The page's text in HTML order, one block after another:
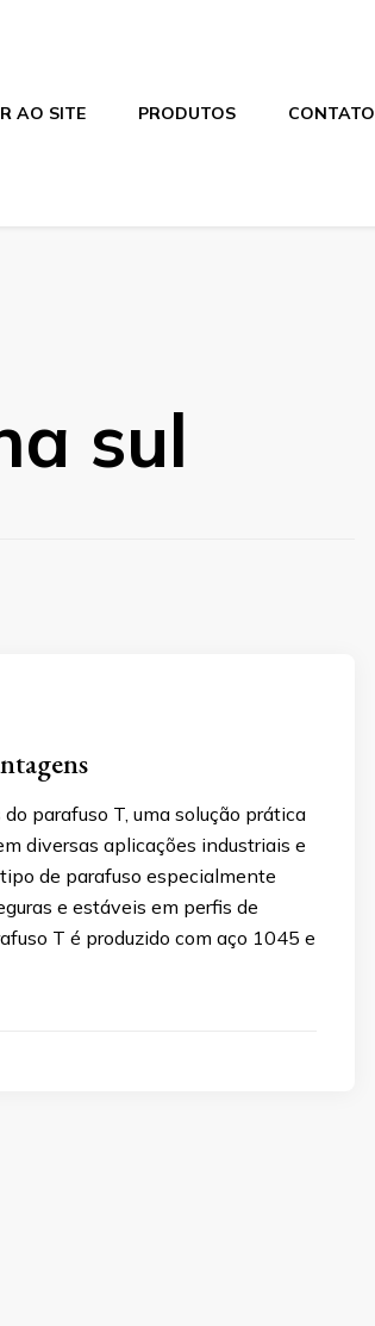
AO SITE PRODUTOS CONTATO
sul
parafuso T, uma solução prática
diversas aplicações industriais e
de parafuso especialmente
e estáveis em perfis de
T é produzido com aço 1045 e